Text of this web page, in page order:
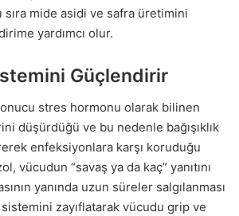
sıra mide asidi ve safra üretimini
yardımcı olur.
Güçlendirir
stres hormonu olarak bilinen
düşürdüğü ve bu nedenle bağışıklık
enfeksiyonlara karşı koruduğu
vücudun “savaş ya da kaç” yanıtını
yanında uzun süreler salgılanması
sistemini zayıflatarak vücudu grip ve